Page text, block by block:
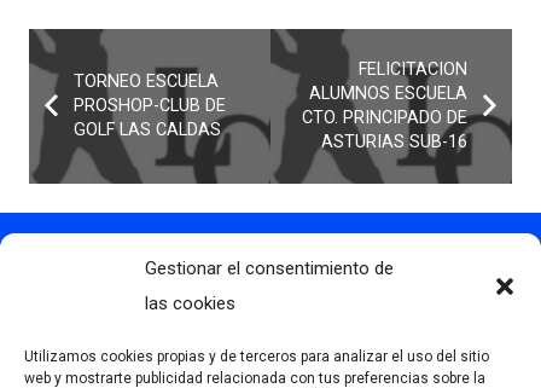
Gestionar el consentimiento de
las cookies
Utilizamos cookies propias y de terceros para analizar el uso del sitio
web y mostrarte publicidad relacionada con tus preferencias sobre la
TORNEO ESCUELA
PROSHOP-CLUB DE
GOLF LAS CALDAS
FELICITACION
ALUMNOS ESCUELA
CTO. PRINCIPADO DE
ASTURIAS SUB-16
Contacto
info@clubdegolflascaldas.com
681 163 108